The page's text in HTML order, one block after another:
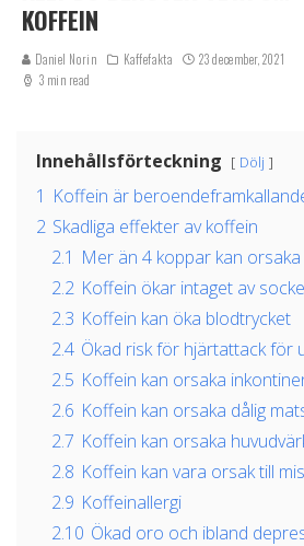
KOFFEIN
Daniel Norin Kaffefakta
23 december, 2021
3 min read
Innehållsförteckning Dölj
1 Koffein är
2 Skadliga effekter av koffein
2.1 Mer än 4 koppar kan
2.2 Koffein ökar intaget av
2.3 Koffein kan öka blodtrycket
2.4 Ökad risk för hjärtattack för
2.5 Koffein kan orsaka
2.6 Koffein kan orsaka dålig
2.7 Koffein kan orsaka
2.8 Koffein kan vara orsak till
2.9 Koffeinallergi
2.10 Ökad oro och ibland